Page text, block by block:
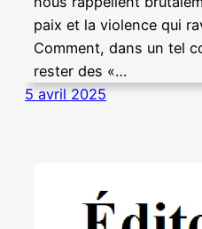
paix et la violence qui
Comment, dans un tel
rester des «…
5 avril 2025